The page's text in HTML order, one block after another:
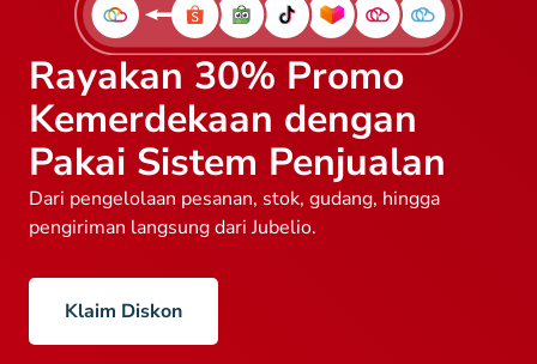
Rayakan 30% Promo
Kemerdekaan dengan
Pakai Sistem Penjualan
Dari pengelolaan pesanan, stok, gudang, hingga
pengiriman langsung dari Jubelio.
Klaim Diskon